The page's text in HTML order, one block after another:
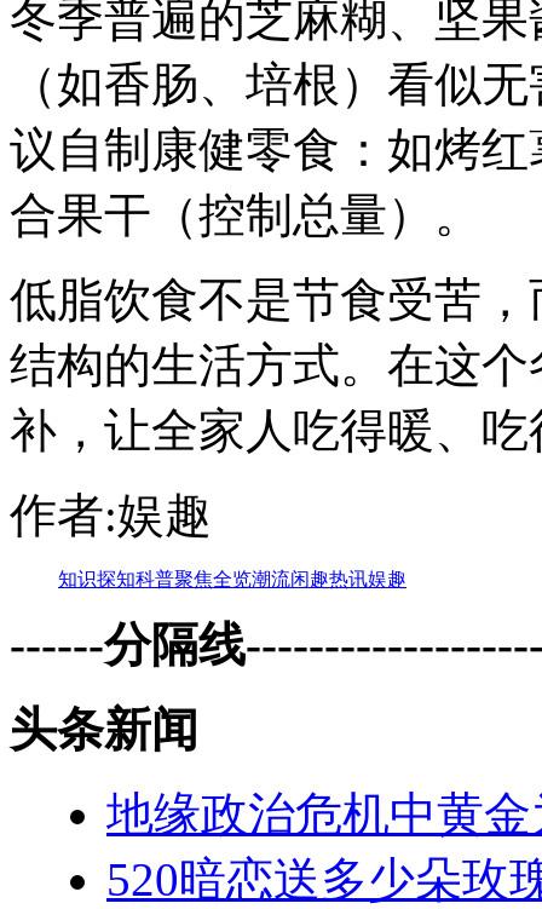
冬季普遍的芝麻糊、坚
（如香肠、培根）看似
议自制康健零食：如烤
合果干（控制总量）。
低脂饮食不是节食受苦
结构的生活方式。在这
补，让全家人吃得暖、
作者:娱趣
知识探知科普聚焦全览潮流闲趣热讯娱趣
------分隔线
头条新闻
地缘政治危机中黄
520暗恋送多少朵玫